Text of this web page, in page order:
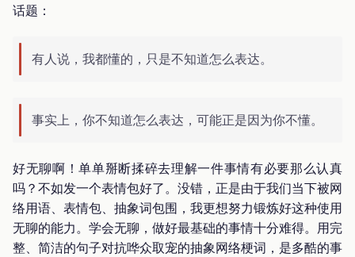
话题：
有人说，我都懂的，只是不知道怎么表达。
事实上，你不知道怎么表达，可能正是因为你不懂。
好无聊啊！单单掰断揉碎去理解一件事情有必要那么认真
吗？不如发一个表情包好了。没错，正是由于我们当下被网
络用语、表情包、抽象词包围，我更想努力锻炼好这种使用
无聊的能力。学会无聊，做好最基础的事情十分难得。用完
整、简洁的句子对抗哗众取宠的抽象网络梗词，是多酷的事